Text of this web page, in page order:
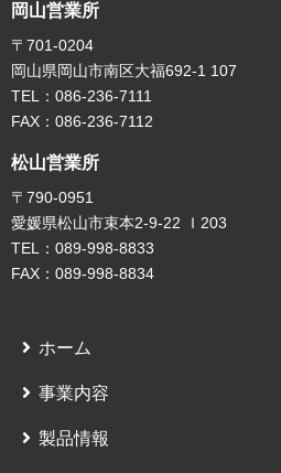
岡山営業所
〒701-0204
岡山県岡山市南区大福692-1 107
TEL：086-236-7111
FAX：086-236-7112
松山営業所
〒790-0951
愛媛県松山市束本2-9-22 Ｉ203
TEL：089-998-8833
FAX：089-998-8834
ホーム
事業内容
製品情報